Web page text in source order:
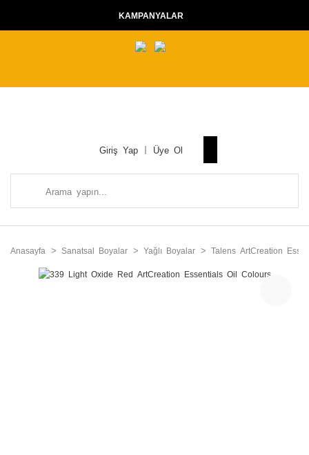
KAMPANYALAR
Giriş Yap Üye Ol
Anasayfa Sanatsal Boyalar Yağlı Boyalar Talens ArtCreation